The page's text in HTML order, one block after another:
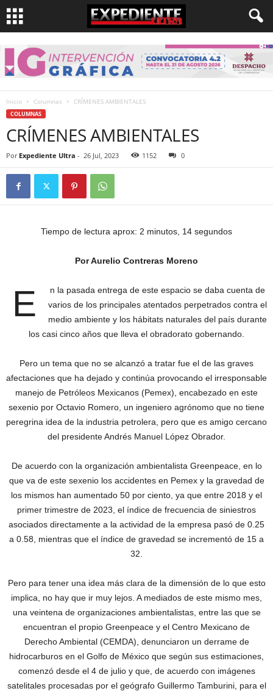
Inicio Columnas CRÍMENES AMBIENTALES
COLUMNAS
CRÍMENES AMBIENTALES
Por Expediente Ultra - 26 Jul, 2023 1152 0
Tiempo de lectura aprox: 2 minutos, 14 segundos
Por Aurelio Contreras Moreno
E
n la pasada entrega de este espacio se daba cuenta de
varios de los principales atentados perpetrados contra el
medio ambiente y los hábitats naturales del país durante
los casi cinco años que lleva el obradorato gobernando.
Pero un tema que no se alcanzó a tratar fue el de las graves
afectaciones que ha dejado y continúa provocando el irresponsable
manejo de Petróleos Mexicanos (Pemex), encabezado en este
sexenio por Octavio Romero, un ingeniero agrónomo que no tiene
peregrina idea de la industria petrolera, pero que es amigo cercano
del presidente Andrés Manuel López Obrador.
De acuerdo con la organización ambientalista Greenpeace, en lo
que va de este sexenio los accidentes en Pemex y la gravedad de
los mismos han aumentado 50 por ciento, ya que entre 2018 y el
primer trimestre de 2023, el índice de frecuencia de siniestros
asociados directamente a la actividad de la empresa pasó de 0.25
a 0.58, mientras que el índice de gravedad se incrementó de 15 a
32.
Pero para tener una idea más clara de la dimensión de lo que esto
implica, no hay que ir muy lejos. A mediados de este mismo mes,
una veintena de organizaciones ambientalistas, entre las que se
encuentran el propio Greenpeace y el Centro Mexicano de
Derecho Ambiental (CEMDA), denunciaron un derrame de
hidrocarburos en el Golfo de México que según sus estimaciones,
comenzó desde el 4 de julio y que, de acuerdo con imágenes
satelitales procesadas por el geógrafo Guillermo Tamburini, para el